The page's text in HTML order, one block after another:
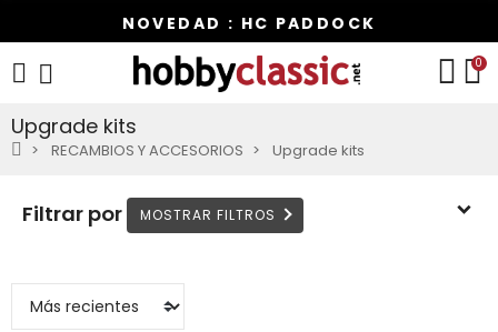
NOVEDAD : HC PADDOCK
0
Upgrade kits
RECAMBIOS Y ACCESORIOS Upgrade kits
Filtrar por